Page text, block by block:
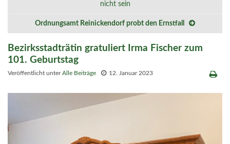
nicht sein
Ordnungsamt Reinickendorf probt den Ernstfall
Bezirksstadträtin gratuliert Irma Fischer zum
101. Geburtstag
Veröffentlicht unterAlle Beiträge 12. Januar 2023